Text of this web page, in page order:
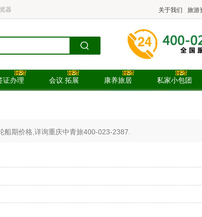
器 关于我们 旅游
证办理 会议.拓展 康养旅居 私家小包团
期价格,详询重庆中青旅400-023-2387.